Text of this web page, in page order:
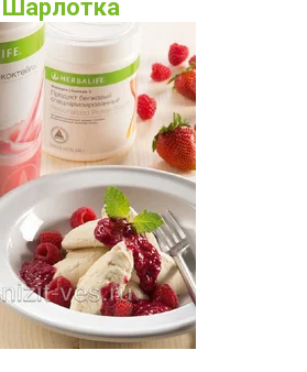
Шарлотка